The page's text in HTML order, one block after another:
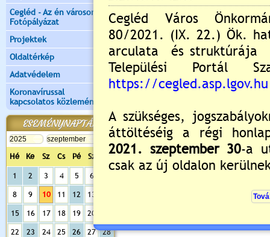
Cegléd - Az én városom -
Fotópályázat
Projektek
Oldaltérkép
Adatvédelem
Koronavírussal
kapcsolatos közlemények
ESEMÉNYNAPTÁR
Hé Ke Sz Cs Pé Sz Va
1 2 3 4 5 6
8 9 10 11 12 13
15 16 17 18 19 20
22 23 24 25 26 27 28